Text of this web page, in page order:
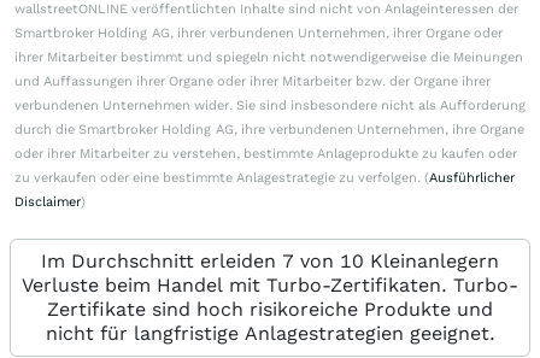
wallstreetONLINE veröffentlichten Inhalte sind nicht von Anlageinteressen der
Smartbroker Holding AG, ihrer verbundenen Unternehmen, ihrer Organe oder
ihrer Mitarbeiter bestimmt und spiegeln nicht notwendigerweise die Meinungen
und Auffassungen ihrer Organe oder ihrer Mitarbeiter bzw. der Organe ihrer
verbundenen Unternehmen wider. Sie sind insbesondere nicht als Aufforderung
durch die Smartbroker Holding AG, ihre verbundenen Unternehmen, ihre Organe
oder ihrer Mitarbeiter zu verstehen, bestimmte Anlageprodukte zu kaufen oder
zu verkaufen oder eine bestimmte Anlagestrategie zu verfolgen. (Ausführlicher
Disclaimer)
Im Durchschnitt erleiden 7 von 10 Kleinanlegern
Verluste beim Handel mit Turbo-Zertifikaten. Turbo-
Zertifikate sind hoch risikoreiche Produkte und
nicht für langfristige Anlagestrategien geeignet.